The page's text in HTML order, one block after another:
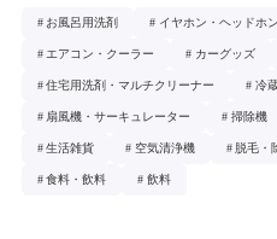
お風呂用洗剤 イヤホン・ヘッドホン
エアコン・クーラー カーグッズ
住宅用洗剤・マルチクリーナー 冷
扇風機・サーキュレーター 掃除機
生活雑貨 空気清浄機 脱毛・
食料・飲料 飲料